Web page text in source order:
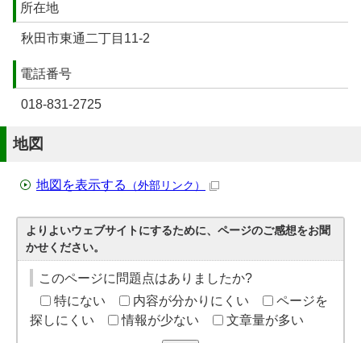
所在地
秋田市東通二丁目11-2
電話番号
018-831-2725
地図
地図を表示する （外部リンク）
よりよいウェブサイトにするために、ページのご感想をお聞
かせください。
このページに問題点はありましたか?
特にない
内容が分かりにくい
ページを
探しにくい
情報が少ない 文章量が多い